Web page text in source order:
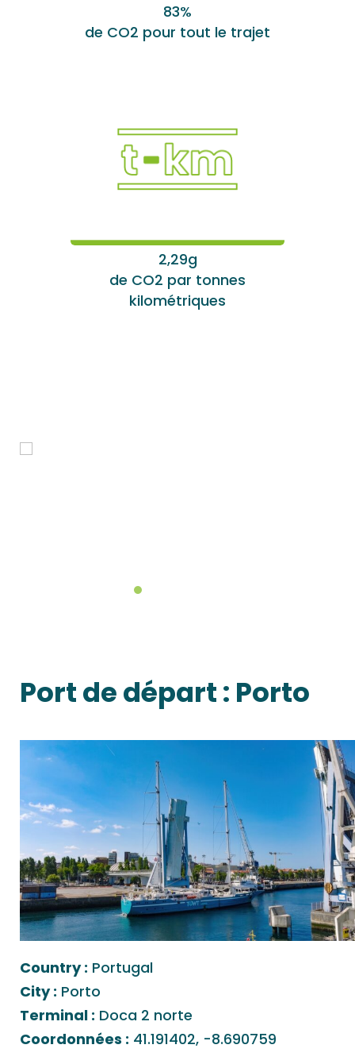
83%
de CO2 pour tout le trajet
2,29g
de CO2 par tonnes
kilométriques
Port de départ : Porto
Country : Portugal
City : Porto
Terminal : Doca 2 norte
Coordonnées : 41.191402, -8.690759